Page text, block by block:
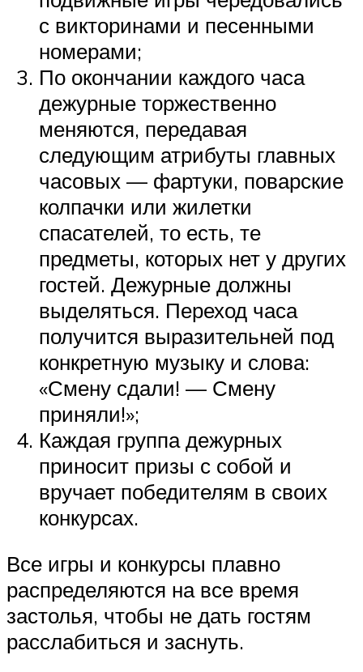
с викторинами и песенными
номерами;
По окончании каждого часа
дежурные торжественно
меняются, передавая
следующим атрибуты главных
часовых — фартуки, поварские
колпачки или жилетки
спасателей, то есть, те
предметы, которых нет у других
гостей. Дежурные должны
выделяться. Переход часа
получится выразительней под
конкретную музыку и слова:
«Смену сдали! — Смену
приняли!»;
Каждая группа дежурных
приносит призы с собой и
вручает победителям в своих
конкурсах.
Все игры и конкурсы плавно
распределяются на все время
застолья, чтобы не дать гостям
расслабиться и заснуть.